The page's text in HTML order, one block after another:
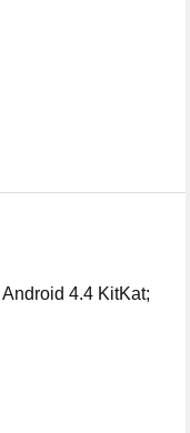
4.4 KitKat;